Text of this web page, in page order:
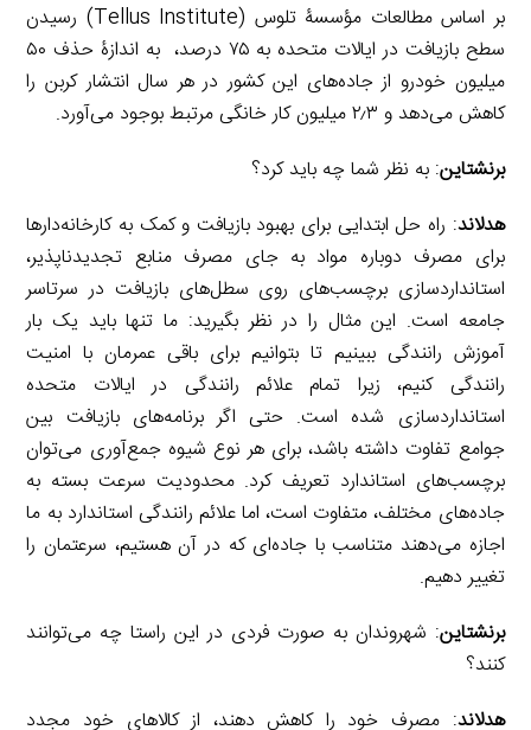
بر اساس مطالعات مؤسسۀ تلوس (Tellus Institute) رسیدن
سطح بازیافت در ایالات متحده به ۷۵ درصد، به اندازۀ حذف ۵۰
میلیون خودرو از جاده‌های این کشور در هر سال انتشار کربن را
کاهش می‌دهد و ۲٫۳ میلیون کار خانگی مرتبط بوجود می‌آورد.
برنشتاین: به نظر شما چه باید کرد؟
هدلاند: راه حل ابتدایی برای بهبود بازیافت و کمک به کارخانه‌دارها
برای مصرف دوباره مواد به جای مصرف منابع تجدیدناپذیر،
استانداردسازی برچسب‌های روی سطل‌های بازیافت در سرتاسر
جامعه است. این مثال را در نظر بگیرید: ما تنها باید یک بار
آموزش رانندگی ببینیم تا بتوانیم برای باقی عمرمان با امنیت
رانندگی کنیم، زیرا تمام علائم رانندگی در ایالات متحده
استانداردسازی شده است. حتی اگر برنامه‌های بازیافت بین
جوامع تفاوت داشته باشد، برای هر نوع شیوه جمع‌آوری می‌توان
برچسب‌های استاندارد تعریف کرد. محدودیت سرعت بسته به
جاده‌های مختلف، متفاوت است، اما علائم رانندگی استاندارد به ما
اجازه می‌دهند متناسب با جاده‌ای که در آن هستیم، سرعتمان را
تغییر دهیم.
برنشتاین: شهروندان به صورت فردی در این راستا چه می‌توانند
کنند؟
هدلاند: مصرف خود را کاهش دهند، از کالاهای خود مجدد